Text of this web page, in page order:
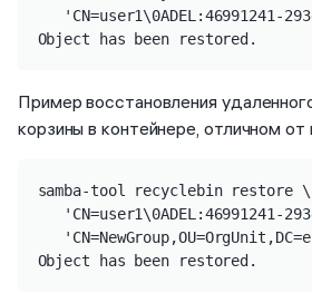
'CN=user1\0ADEL:46991241-
Object has been restored.
Пример восстановления
корзины в контейнере, отличном от
samba-tool recyclebin restore \
'CN=user1\0ADEL:46991241-
Object has been restored.